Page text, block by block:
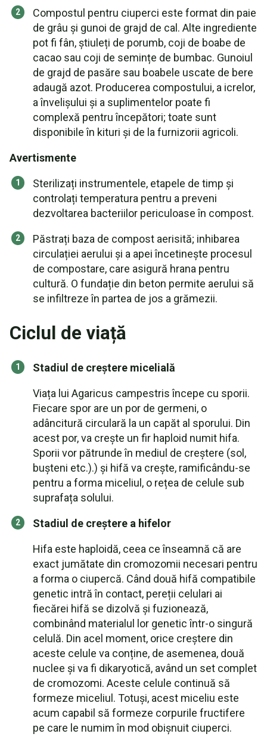
Compostul pentru ciuperci este format din paie
de grâu și gunoi de grajd de cal. Alte ingrediente
pot fi fân, știuleți de porumb, coji de boabe de
cacao sau coji de semințe de bumbac. Gunoiul
de grajd de pasăre sau boabele uscate de bere
adaugă azot. Producerea compostului, a icrelor,
a învelișului și a suplimentelor poate fi
complexă pentru începători; toate sunt
disponibile în kituri și de la furnizorii agricoli.
Avertismente
Sterilizați instrumentele, etapele de timp și
controlați temperatura pentru a preveni
dezvoltarea bacteriilor periculoase în compost.
Păstrați baza de compost aerisită; inhibarea
circulației aerului și a apei încetinește procesul
de compostare, care asigură hrana pentru
cultură. O fundație din beton permite aerului să
se infiltreze în partea de jos a grămezii.
Ciclul de viață
Stadiul de creștere micelială
Viața lui Agaricus campestris începe cu sporii.
Fiecare spor are un por de germeni, o
adâncitură circulară la un capăt al sporului. Din
acest por, va crește un fir haploid numit hifa.
Sporii vor pătrunde în mediul de creștere (sol,
bușteni etc.).) și hifă va crește, ramificându-se
pentru a forma miceliul, o rețea de celule sub
suprafața solului.
Stadiul de creștere a hifelor
Hifa este haploidă, ceea ce înseamnă că are
exact jumătate din cromozomii necesari pentru
a forma o ciupercă. Când două hifă compatibile
genetic intră în contact, pereții celulari ai
fiecărei hifă se dizolvă și fuzionează,
combinând materialul lor genetic într-o singură
celulă. Din acel moment, orice creștere din
aceste celule va conține, de asemenea, două
nuclee și va fi dikaryotică, având un set complet
de cromozomi. Aceste celule continuă să
formeze miceliul. Totuși, acest miceliu este
acum capabil să formeze corpurile fructifere
pe care le numim în mod obișnuit ciuperci.